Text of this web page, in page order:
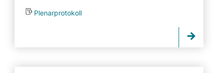
Plenarprotokoll